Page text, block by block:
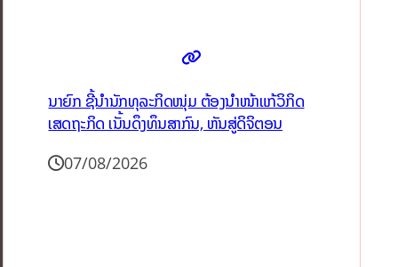
ນາຍົກ ຊີ້ນຳນັກທຸລະກິດໜຸ່ມ ຕ້ອງນຳໜ້າແກ້ວິກິດ
ເສດຖະກິດ ເນັ້ນດຶງທຶນສາກົນ, ຫັນສູ່ດິຈິຕອນ
07/08/2026